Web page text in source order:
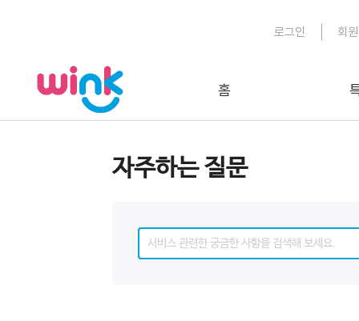
로그인 회
홈
자주하는 질문